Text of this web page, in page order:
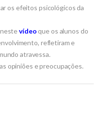
os efeitos psicológicos da
nestevídeo que os alunos do
refletiram e
atravessa.
opiniões e preocupações.